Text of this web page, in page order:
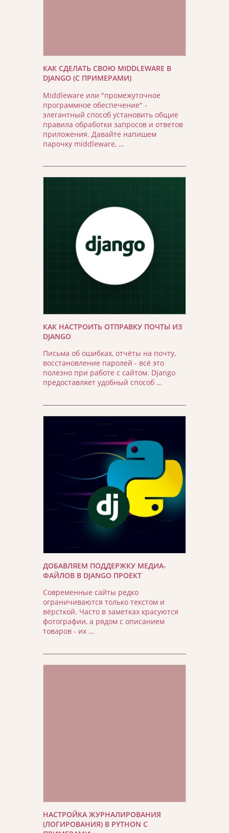
КАК СДЕЛАТЬ СВОЮ MIDDLEWARE В
DJANGO (С ПРИМЕРАМИ)
Middleware или "промежуточное
программное обеспечение" -
элегантный способ установить общие
правила обработки запросов и ответов
приложения. Давайте напишем
парочку middleware, …
КАК НАСТРОИТЬ ОТПРАВКУ ПОЧТЫ ИЗ
DJANGO
Письма об ошибках, отчёты на почту,
восстановление паролей - всё это
полезно при работе с сайтом. Django
предоставляет удобный способ …
ДОБАВЛЯЕМ ПОДДЕРЖКУ МЕДИА-
ФАЙЛОВ В DJANGO ПРОЕКТ
Современные сайты редко
ограничиваются только текстом и
вёрсткой. Часто в заметках красуются
фотографии, а рядом с описанием
товаров - их …
НАСТРОЙКА ЖУРНАЛИРОВАНИЯ
(ЛОГИРОВАНИЯ) В PYTHON С